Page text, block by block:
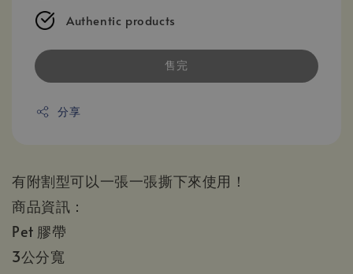
Authentic products
售完
分享
有附割型可以一張一張撕下來使用！
商品資訊：
Pet 膠帶
3公分寬